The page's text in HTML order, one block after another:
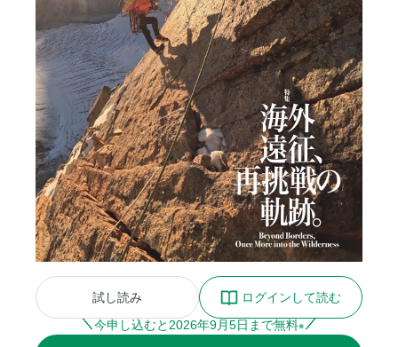
試し読み
ログインして読む
今申し込むと 2026年9月5日まで無料※